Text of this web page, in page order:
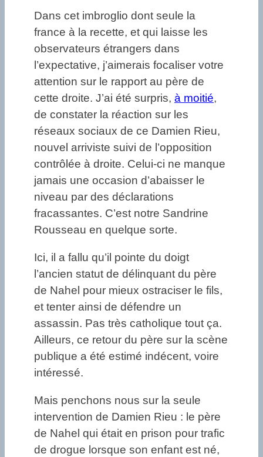
Dans cet imbroglio dont seule la
france à la recette, et qui laisse les
observateurs étrangers dans
l’expectative, j’aimerais focaliser votre
attention sur le rapport au père de
cette droite. J’ai été surpris, à moitié,
de constater la réaction sur les
réseaux sociaux de ce Damien Rieu,
nouvel arriviste suivi de l’opposition
contrôlée à droite. Celui-ci ne manque
jamais une occasion d’abaisser le
niveau par des déclarations
fracassantes. C’est notre Sandrine
Rousseau en quelque sorte.
Ici, il a fallu qu’il pointe du doigt
l’ancien statut de délinquant du père
de Nahel pour mieux ostraciser le fils,
et tenter ainsi de défendre un
assassin. Pas très catholique tout ça.
Ailleurs, ce retour du père sur la scène
publique a été estimé indécent, voire
intéressé.
Mais penchons nous sur la seule
intervention de Damien Rieu : le père
de Nahel qui était en prison pour trafic
de drogue lorsque son enfant est né,